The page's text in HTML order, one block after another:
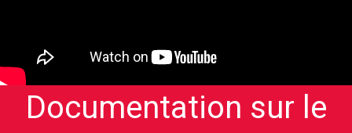
Documentation sur le